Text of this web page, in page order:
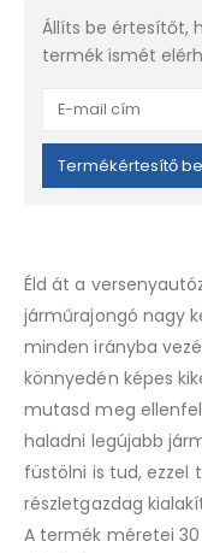
Állíts be értesítőt,
termék ismét
Enter
email
address
waitlist
for
this
product
Termékértesítő
Éld át a
járműrajongó nagy
minden irányba
könnyedén képes
mutasd meg
haladni legújabb
füstölni is tud, ezzel
részletgazdag
A termék méretei